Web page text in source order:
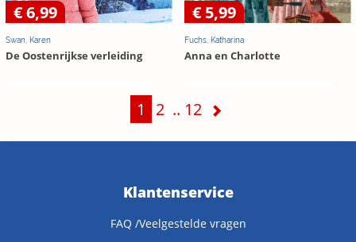
€ 6,99
Swan, Karen
De Oostenrijkse verleiding
€ 5,99
Fuchs, Katharina
Anna en Charlotte
1 2 .. 12
Klantenservice
FAQ /Veelgestelde vragen